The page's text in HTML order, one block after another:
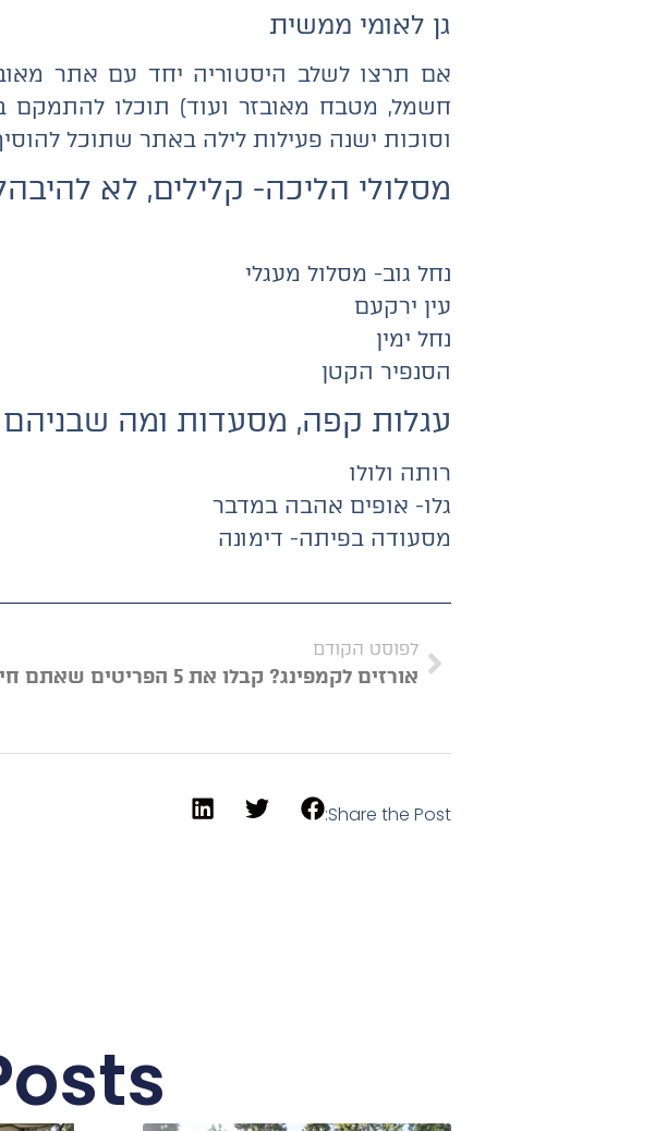
גן לאומי ממשית
אם תרצו לשלב היסטוריה יחד עם אתר
חשמל, מטבח מאובזר ועוד) תוכלו להתמקם
וסוכות ישנה פעילות לילה באתר שתוכל
מסלולי הליכה- קלילים, לא
נחל גוב- מסלול מעגלי
עין ירקעם
נחל ימין
הסנפיר הקטן
עגלות קפה, מסעדות ומה שבניהם
רותה ולולו
גלו- אופים אהבה במדבר
מסעודה בפיתה- דימונה
לפוסט הקודם
Share the Post: